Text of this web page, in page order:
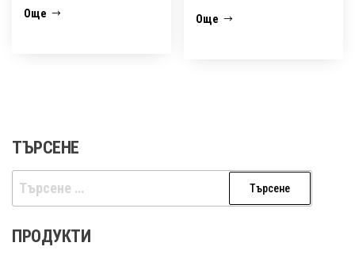
Още Още
ТЪРСЕНЕ
Търсене
за:
ПРОДУКТИ